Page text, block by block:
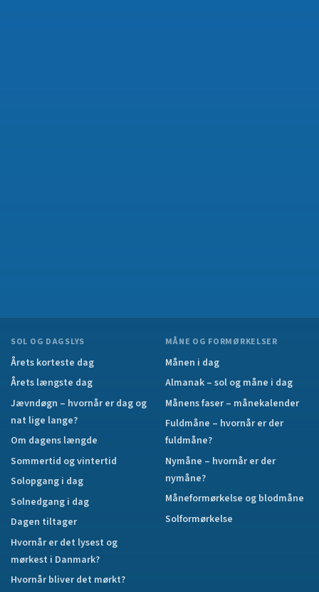
SOL OG DAGSLYS
Årets korteste dag
Årets længste dag
Jævndøgn – hvornår er dag og
nat lige lange?
Om dagens længde
Sommertid og vintertid
Solopgang i dag
Solnedgang i dag
Dagen tiltager
Hvornår er det lysest og
mørkest i Danmark?
Hvornår bliver det mørkt?
MÅNE OG FORMØRKELSER
Månen i dag
Almanak – sol og måne i dag
Månens faser – månekalender
Fuldmåne – hvornår er der
fuldmåne?
Nymåne – hvornår er der
nymåne?
Måneformørkelse og blodmåne
Solformørkelse